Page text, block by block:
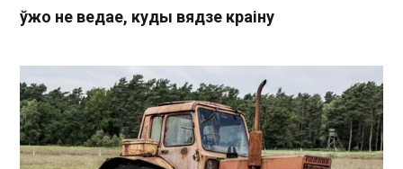
ўжо не ведае, куды вядзе краіну